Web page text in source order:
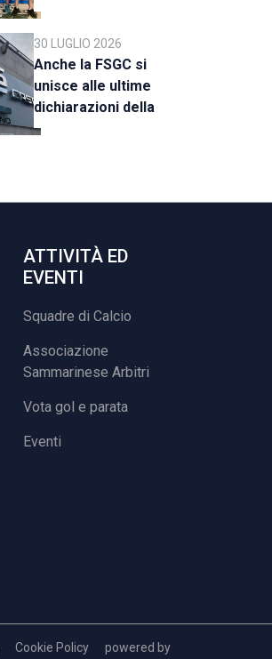
al raduno della CAN
C
30 LUGLIO 2026
Anche la FSGC si
unisce alle ultime
dichiarazioni della
UEFA
ATTIVITÀ ED
EVENTI
Squadre di Calcio
Associazione
Sammarinese Arbitri
Vota gol e parata
Eventi
Cookie Policy
powered by